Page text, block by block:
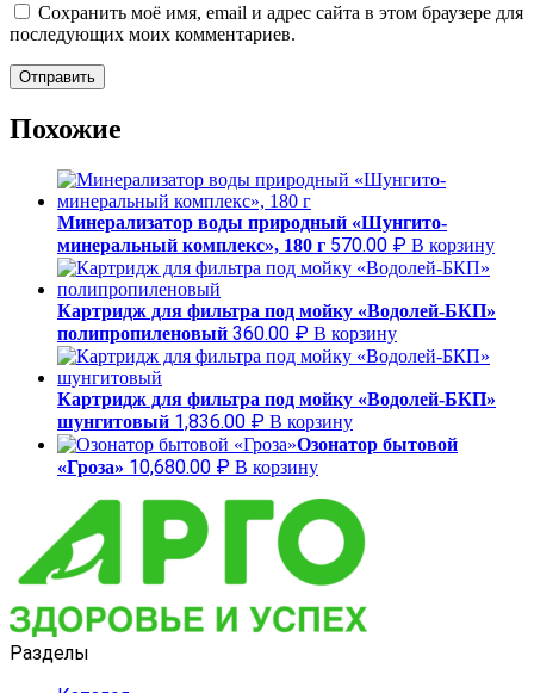
Сохранить моё имя, email и адрес сайта в этом браузере для
последующих моих комментариев.
Похожие
Минерализатор воды природный «Шунгито-
минеральный комплекс», 180 г 570.00 ₽ В корзину
Картридж для фильтра под мойку «Водолей-БКП»
полипропиленовый 360.00 ₽ В корзину
Картридж для фильтра под мойку «Водолей-БКП»
шунгитовый 1,836.00 ₽ В корзину
Озонатор бытовой
«Гроза» 10,680.00 ₽ В корзину
Разделы